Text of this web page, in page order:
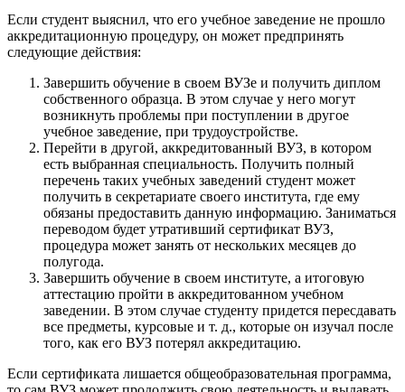
Если студент выяснил, что его учебное заведение не прошло
аккредитационную процедуру, он может предпринять
следующие действия:
Завершить обучение в своем ВУЗе и получить диплом
собственного образца. В этом случае у него могут
возникнуть проблемы при поступлении в другое
учебное заведение, при трудоустройстве.
Перейти в другой, аккредитованный ВУЗ, в котором
есть выбранная специальность. Получить полный
перечень таких учебных заведений студент может
получить в секретариате своего института, где ему
обязаны предоставить данную информацию. Заниматься
переводом будет утративший сертификат ВУЗ,
процедура может занять от нескольких месяцев до
полугода.
Завершить обучение в своем институте, а итоговую
аттестацию пройти в аккредитованном учебном
заведении. В этом случае студенту придется пересдавать
все предметы, курсовые и т. д., которые он изучал после
того, как его ВУЗ потерял аккредитацию.
Если сертификата лишается общеобразовательная программа,